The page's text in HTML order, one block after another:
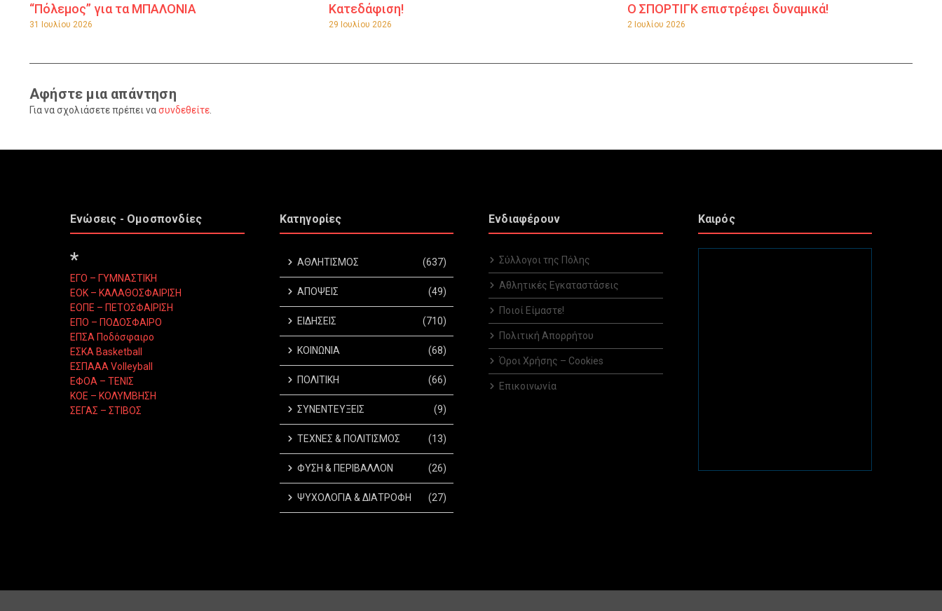
“Πόλεμος” για τα ΜΠΑΛΟΝΙΑ
31 Ιουλίου 2026
Κατεδάφιση!
29 Ιουλίου 2026
Ο ΣΠΟΡΤΙΓΚ επιστρέφει δυναμικά!
2 Ιουλίου 2026
Αφήστε μια απάντηση
Για να σχολιάσετε πρέπει νασυνδεθείτε
Ενώσεις - Ομοσπονδίες
*
ΕΓΟ – ΓΥΜΝΑΣΤΙΚΗ
ΕΟΚ – ΚΑΛΑΘΟΣΦΑΙΡΙΣΗ
ΕΟΠΕ – ΠΕΤΟΣΦΑΙΡΙΣΗ
ΕΠΟ – ΠΟΔΟΣΦΑΙΡΟ
ΕΠΣΑ Ποδόσφαιρο
ΕΣΚΑ Basketball
ΕΣΠΑΑΑ Volleyball
ΕΦΟΑ – ΤΕΝΙΣ
ΚΟΕ – ΚΟΛΥΜΒΗΣΗ
ΣΕΓΑΣ – ΣΤΙΒΟΣ
Κατηγορίες
ΑΘΛΗΤΙΣΜΟΣ (637)
ΑΠΟΨΕΙΣ (49)
ΕΙΔΗΣΕΙΣ (710)
ΚΟΙΝΩΝΙΑ (68)
ΠΟΛΙΤΙΚΗ (66)
ΣΥΝΕΝΤΕΥΞΕΙΣ (9)
ΤΕΧΝΕΣ & ΠΟΛΙΤΙΣΜΟΣ (13)
ΦΥΣΗ & ΠΕΡΙΒΑΛΛΟΝ (26)
ΨΥΧΟΛΟΓΙΑ & ΔΙΑΤΡΟΦΗ (27)
Ενδιαφέρουν
Σύλλογοι της Πόλης
Αθλητικές Εγκαταστάσεις
Ποιοί Είμαστε!
Πολιτική Απορρήτου
Όροι Χρήσης – Cookies
Επικοινωνία
Καιρός